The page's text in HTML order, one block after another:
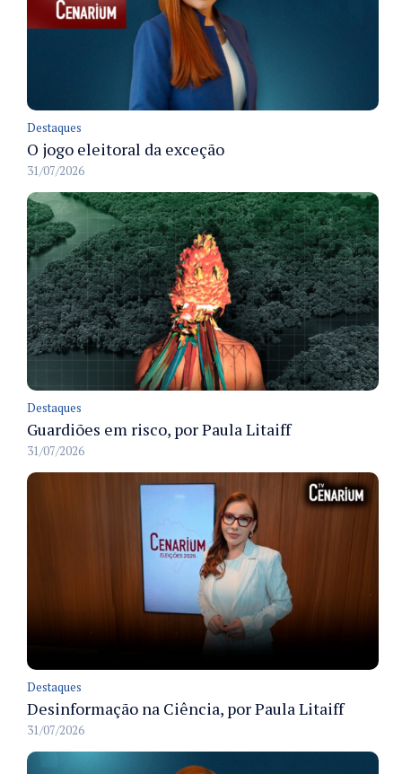
Destaques
O jogo eleitoral da exceção
31/07/2026
Destaques
Guardiões em risco, por Paula Litaiff
31/07/2026
Destaques
Desinformação na Ciência, por Paula Litaiff
31/07/2026